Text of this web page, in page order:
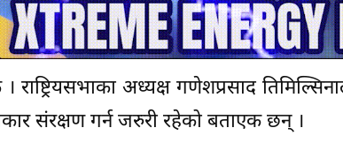
राष्ट्रियसभाका अध्यक्ष गणेशप्रसाद
संरक्षण गर्न जरुरी रहेको बताएक छन् ।